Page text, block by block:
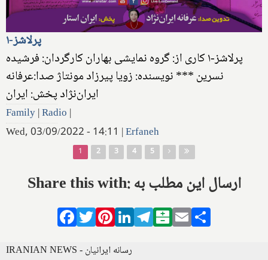
پرلاشز-۱
پرلاشز-۱ کاری از: گروه نمایشی بهاران کارگردان: فرشیده
نسرین *** نویسنده: زویا پیرزاد مونتاژ صدا:عرفانه
ایران‌نژاد پخش: ایران
Family|Radio |
Wed, 03/09/2022 - 14:11 |Erfaneh
1 2 3 4 5
Share this with: ارسال این مطلب به
Facebook
TwitterPinterestLinkedIn
Telegram
Balatarin
Email
IRANIAN NEWS - رسانه ایرانیان